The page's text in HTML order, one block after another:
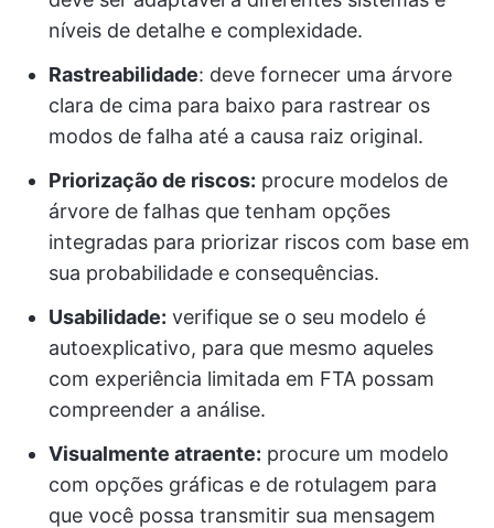
níveis de detalhe e complexidade.
Rastreabilidade: deve fornecer uma árvore
clara de cima para baixo para rastrear os
modos de falha até a causa raiz original.
Priorização de riscos: procure modelos de
árvore de falhas que tenham opções
integradas para priorizar riscos com base em
sua probabilidade e consequências.
Usabilidade: verifique se o seu modelo é
autoexplicativo, para que mesmo aqueles
com experiência limitada em FTA possam
compreender a análise.
Visualmente atraente: procure um modelo
com opções gráficas e de rotulagem para
que você possa transmitir sua mensagem